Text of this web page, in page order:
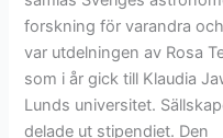
forskning för varandra
var utdelningen av Rosa
som i år gick till Klaudia
Lunds universitet.
delade ut stipendiet. Den